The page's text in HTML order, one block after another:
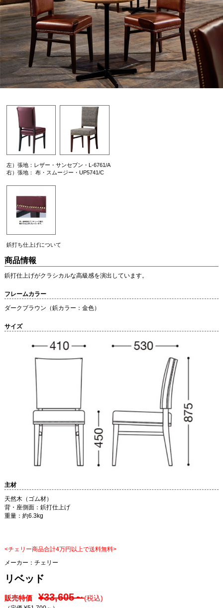
左）張地：レザー・サンセブン・L-6761/A
右）張地： 布・スムージー・UP5741/C
鋲打ち仕上げについて
商品情報
鋲打仕上げがクラシカルな高級感を演出しています。
フレームカラー
ダークブラウン（鋲カラー：金色）
サイズ
主材
天然木（ゴム材）
背・座側面：鋲打仕上げ
重量：約6.3kg
<チェリー商品合計4万円以上で送料無料>
メーカー： チェリー
リベッド
販売特価 ¥33,605～(税込)